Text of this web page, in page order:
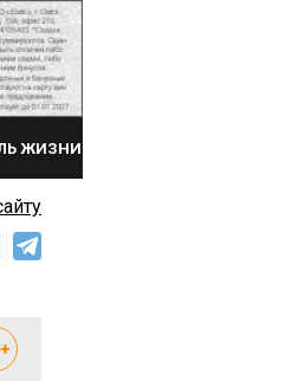
ЖИЗНИ